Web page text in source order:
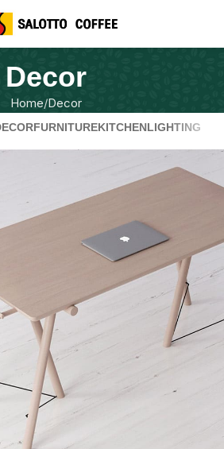
Decor
Home Decor
FURNITUREKITCHENLIGHTING